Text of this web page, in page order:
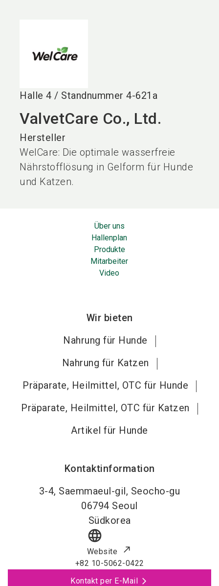
Halle 4 / Standnummer 4-621a
ValvetCare Co., Ltd.
Hersteller
WelCare: Die optimale wasserfreie
Nährstofflösung in Gelform für Hunde
und Katzen.
Über uns
Hallenplan
Produkte
Mitarbeiter
Video
Wir bieten
Nahrung für Hunde
Nahrung für Katzen
Präparate, Heilmittel, OTC für Hunde
Präparate, Heilmittel, OTC für Katzen
Artikel für Hunde
Kontaktinformation
3-4, Saemmaeul-gil, Seocho-gu
06794 Seoul
Südkorea
language
Website
+82 10-5062-0422
Kontakt per E-Mail